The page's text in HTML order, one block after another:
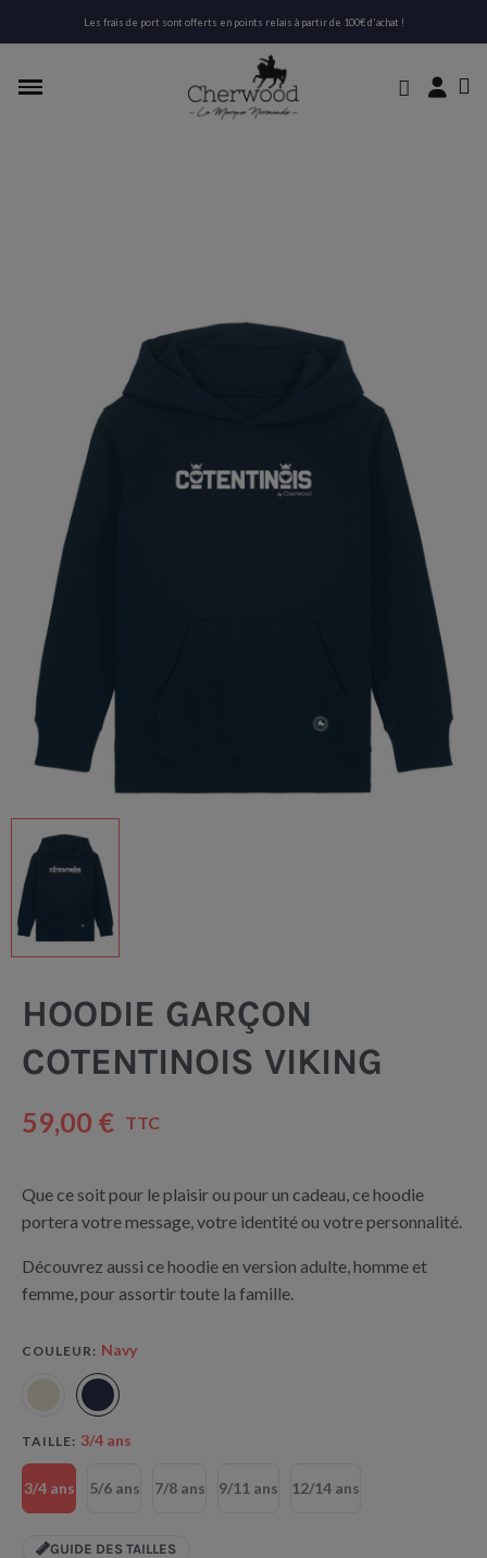
Les frais de port sont offerts en points relais à partir de 100€ d'achat !
HOODIE GARÇON
COTENTINOIS VIKING
59,00 € TTC
Que ce soit pour le plaisir ou pour un cadeau, ce hoodie
portera votre message, votre identité ou votre personnalité.
Découvrez aussi ce hoodie en version adulte, homme et
femme, pour assortir toute la famille.
COULEUR Navy
TAILLE 3/4 ans
3/4 ans 5/6 ans 7/8 ans 9/11 ans 12/14 ans
GUIDE DES TAILLES